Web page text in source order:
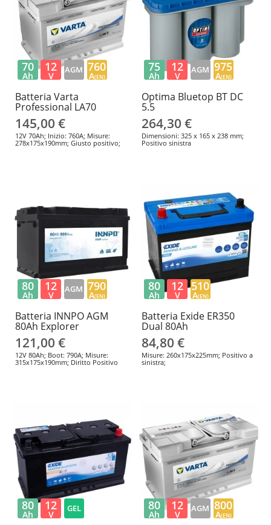
Batteria Varta
Professional LA70
145,00 €
12V 70Ah; Inizio: 760A; Misure:
278x175x190mm; Giusto positivo;
70
Ah
12
V
AGM 760
A(EN)
Optima Bluetop BT DC
5.5
264,30 €
Dimensioni: 325 x 165 x 238 mm;
Positivo sinistra
75
Ah
12
V
AGM 975
A(EN)
Batteria INNPO AGM
80Ah Explorer
121,00 €
12V 80Ah; Boot: 790A; Misure:
315x175x190mm; Diritto Positivo
80
Ah
12
V
AGM 790
A(EN)
Batteria Exide ER350
Dual 80Ah
84,80 €
Misure: 260x175x225mm; Positivo a
sinistra;
80
Ah
12
V
510
A(EN)
80
Ah
12
V
GEL 80
Ah
12
V
AGM 800
A(EN)